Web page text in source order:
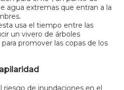
agua extremas que entran a la
usa el tiempo entre las
un vivero de árboles
promover las copas de los
riesgo de inundaciones en el